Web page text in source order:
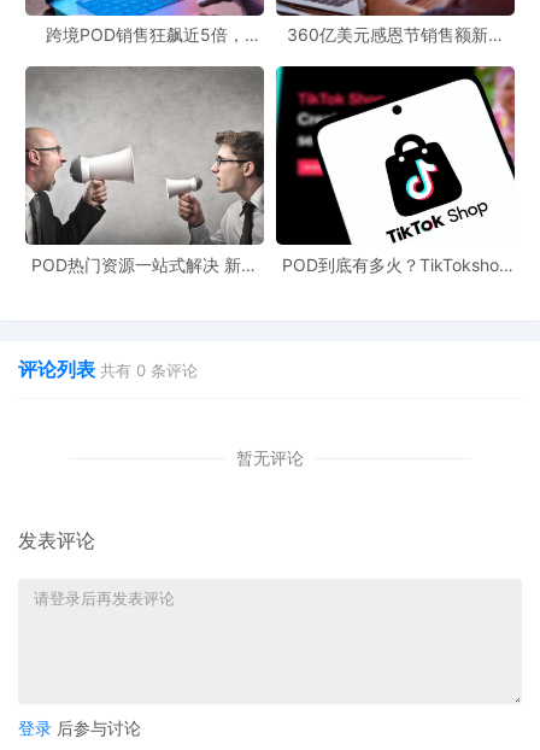
力，将产品快速推向俄罗斯市场。这种模式不仅降低了商家的库存
握俄罗斯消费者的需求和喜好。
从跨境市场前景来看，俄罗斯笔记本电脑市场的持续增长为POD商
业模式带来了广阔的发展空间。随着消费者对个性化产品需求的不
断增加，POD模式有望在俄罗斯市场取得更大的突破。企业可以通
过优化POD跨境官网的用户体验，加强与POD电商平台的深度合
作，进一步拓展市场份额。
综上所述，2025年俄罗斯笔记本电脑市场的繁荣不仅为传统笔记本
电脑品牌提供了发展机遇，也为POD商业模式在跨境市场的拓展带
跨境POD销售狂飙近5倍，
360亿美元感恩节销售额新纪
新风潮！
POD热门资源一站式解决 新手
POD到底有多火？TikTokshop
评论列表 共有 0 条评论
暂无评论
发表评论
登录 后参与讨论